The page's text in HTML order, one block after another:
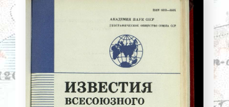
Контакты
Партнеры